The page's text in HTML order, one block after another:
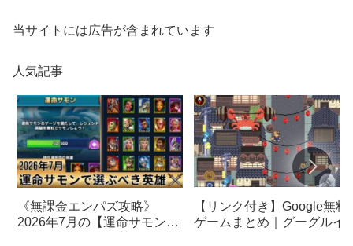
当サイトには広告が含まれています
人気記事
《無課金エンパズ攻略》
2026年7月の【運命サモン】
【リンク付き】Google無料
ゲームまとめ｜グーグルイ